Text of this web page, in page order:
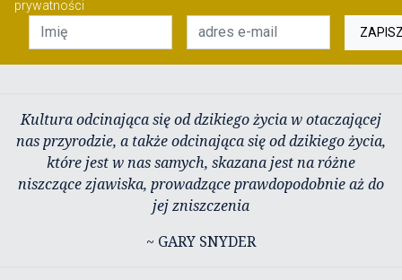
prywatności
Kultura odcinająca się od dzikiego życia w otaczającej
nas przyrodzie, a także odcinająca się od dzikiego życia,
które jest w nas samych, skazana jest na różne
niszczące zjawiska, prowadzące prawdopodobnie aż do
jej zniszczenia
~ GARY SNYDER